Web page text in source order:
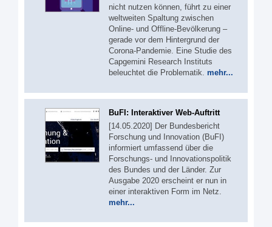
nicht nutzen können, führt zu einer
weltweiten Spaltung zwischen
Online- und Offline-Bevölkerung –
gerade vor dem Hintergrund der
Corona-Pandemie. Eine Studie des
Capgemini Research Instituts
beleuchtet die Problematik. mehr...
BuFI: Interaktiver Web-Auftritt
[14.05.2020] Der Bundesbericht
Forschung und Innovation (BuFI)
informiert umfassend über die
Forschungs- und Innovationspolitik
des Bundes und der Länder. Zur
Ausgabe 2020 erscheint er nun in
einer interaktiven Form im Netz.
mehr...